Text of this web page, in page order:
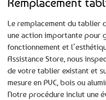
Le remplacement du tablier
une action importante pour
fonctionnement et
Assistance Store, nous
de votre tablier existant et
mesure en PVC, bois ou
Notre procédure inclut une